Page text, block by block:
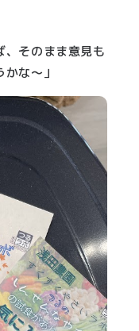
、そのまま意見も
な～」